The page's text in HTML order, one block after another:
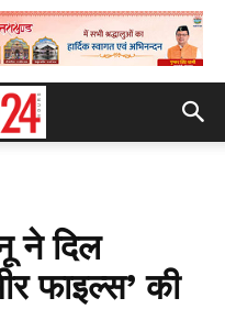
ने दिल
फाइल्स’ की